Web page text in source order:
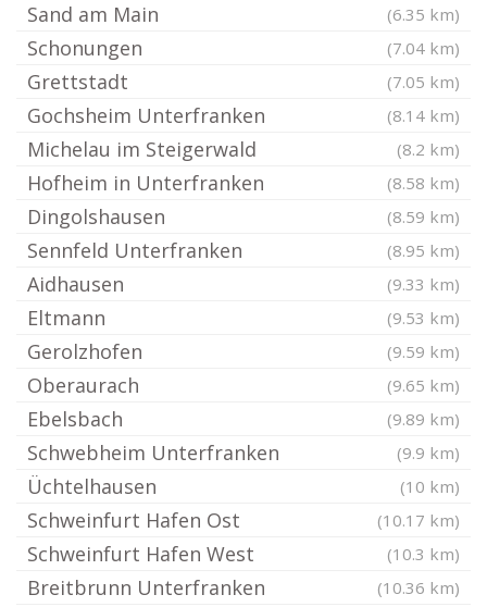
Sand am Main (6.35 km)
Schonungen (7.04 km)
Grettstadt (7.05 km)
Gochsheim Unterfranken (8.14 km)
Michelau im Steigerwald (8.2 km)
Hofheim in Unterfranken (8.58 km)
Dingolshausen (8.59 km)
Sennfeld Unterfranken (8.95 km)
Aidhausen (9.33 km)
Eltmann (9.53 km)
Gerolzhofen (9.59 km)
Oberaurach (9.65 km)
Ebelsbach (9.89 km)
Schwebheim Unterfranken (9.9 km)
Üchtelhausen (10 km)
Schweinfurt Hafen Ost (10.17 km)
Schweinfurt Hafen West (10.3 km)
Breitbrunn Unterfranken (10.36 km)